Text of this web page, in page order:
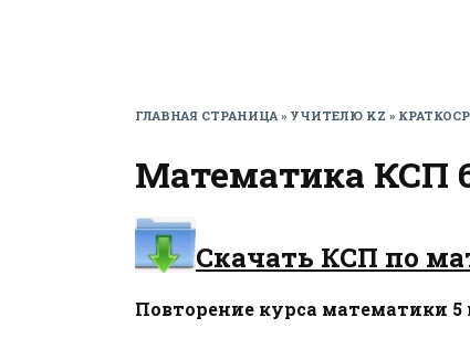
ГЛАВНАЯ СТРАНИЦА» УЧИТЕЛЮ KZ »
Математика КСП
Скачать КСП по
Повторение курса математики 5